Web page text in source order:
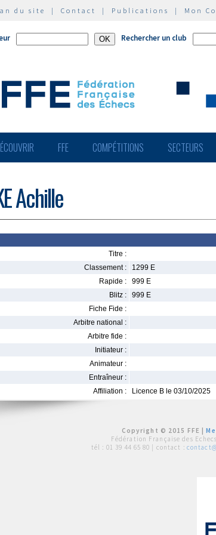
du site | Contact | Publications | Mon
Rechercher un club
FFE COMPÉTITIONS SECTEURS
Achille
Titre :
Classement :
1299 E
Rapide :
999 E
Blitz :
999 E
Fiche Fide :
Arbitre national :
Arbitre fide :
Initiateur :
Animateur :
Entraîneur :
Affiliation :
Licence B le 03/10/2025
Copyright © 2015 FFE |
Fédération Française des
tél : 01 39 44 65 80 | contact :